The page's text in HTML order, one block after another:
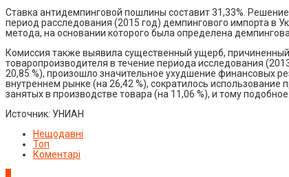
Ставка антидемпинговой пошлины составит 31,33%.
период расследования (2015 год) демпингового импорта в
метода, на основании которого была определена
Комиссия также выявила существенный ущерб,
товаропроизводителя в течение периода исследования
20,85 %), произошло значительное ухудшение финансовых
внутреннем рынке (на 26,42 %), сократилось
занятых в производстве товара (на 11,06 %), и тому подобное.
Источник: УНИАН
Нещодавні
Топ
Коментарі